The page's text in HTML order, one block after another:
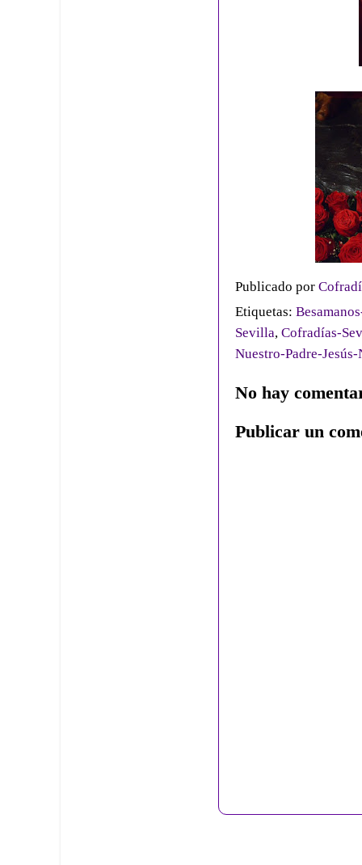
Publicado por
Etiquetas:
Sevilla, Cofradías-
Nuestro-Padre-Jesús-
No hay
Publicar un